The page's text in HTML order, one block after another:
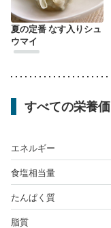
夏の定番 なす入りシュ
ウマイ
すべての栄養価
エネルギー
食塩相当量
たんぱく質
脂質